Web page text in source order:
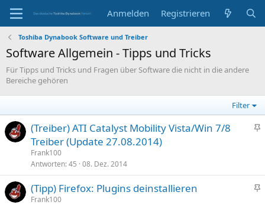
Anmelden Registrieren
Toshiba Dynabook Software und Treiber
Software Allgemein - Tipps und Tricks
Für Tipps und Tricks und Fragen über Software die nicht in die andere
Bereiche gehören
Filter
A
p
i
(Treiber) ATI Catalyst Mobility Vista/Win 7/8
Treiber (Update 27.08.2014)
Frank100
Antworten 45 08. Dez. 2014
A
(Tipp) Firefox: Plugins deinstallieren
Frank100